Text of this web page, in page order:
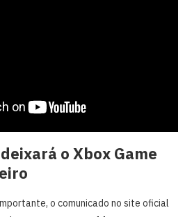
o Xbox Game
o comunicado no site oficial